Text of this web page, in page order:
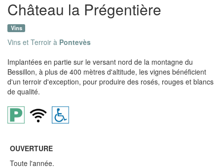
Château la Prégentière
Vins
Vins et Terroir à Pontevès
Implantées en partie sur le versant nord de la montagne du
Bessillon, à plus de 400 mètres d'altitude, les vignes bénéficient
d'un terroir d'exception, pour produire des rosés, rouges et blancs
de qualité.
OUVERTURE
Toute l'année.